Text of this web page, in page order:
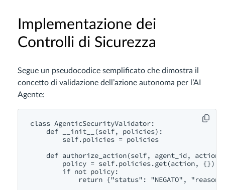
Implementazione dei
Controlli di Sicurezza
Segue un pseudocodice semplificato che dimostra il
concetto di validazione dell’azione autonoma per l’AI
Agente:
class AgenticSecurityValidator:
    def __init__(self, policies):
        self.policies = policies
def authorize_action(self, agent_id,
        policy = self.policies.get(action, {})
        if not policy:
return {"status": "NEGATO",